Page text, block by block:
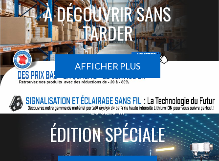
À DÉCOUVRIR SANS
TARDER
AFFICHER PLUS
Le sans-fil
ÉDITION SPÉCIALE